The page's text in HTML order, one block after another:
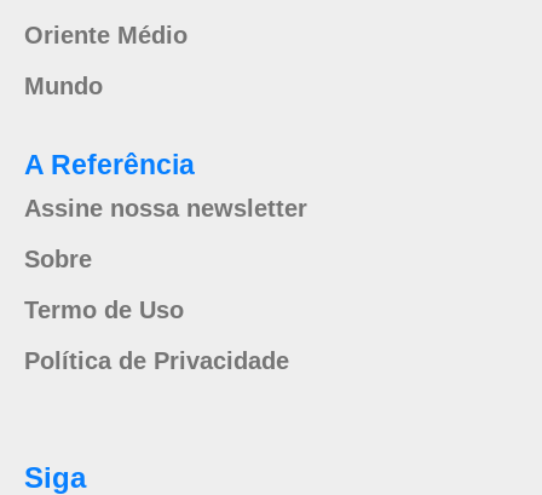
Oriente Médio
Mundo
A Referência
Assine nossa newsletter
Sobre
Termo de Uso
Política de Privacidade
Siga